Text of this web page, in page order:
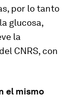
por lo tanto
glucosa,
la
CNRS, con
el mismo